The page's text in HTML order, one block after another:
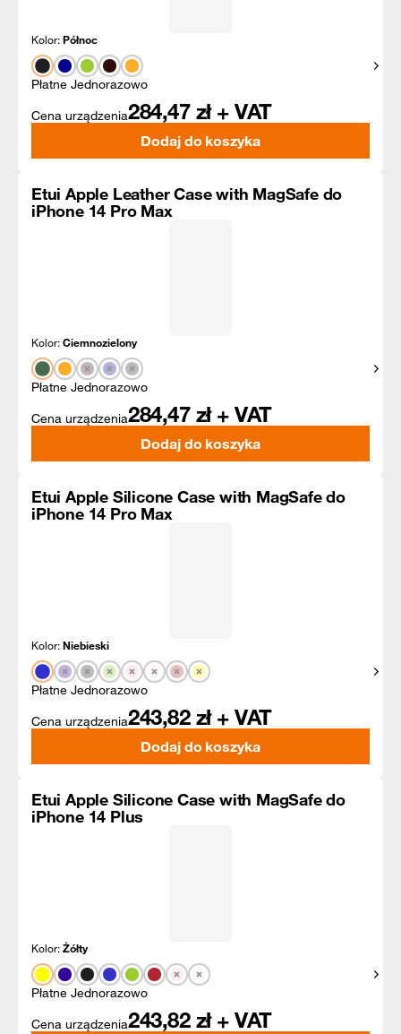
Kolor:Północ
Płatne Jednorazowo
Cena urządzenia284,47 zł + VAT
Dodaj do koszyka
Etui Apple Leather Case with MagSafe do
iPhone 14 Pro Max
Kolor:Ciemnozielony
Płatne Jednorazowo
Cena urządzenia284,47 zł + VAT
Dodaj do koszyka
Etui Apple Silicone Case with MagSafe do
iPhone 14 Pro Max
Kolor:Niebieski
Płatne Jednorazowo
Cena urządzenia243,82 zł + VAT
Dodaj do koszyka
Etui Apple Silicone Case with MagSafe do
iPhone 14 Plus
Kolor:Żółty
Płatne Jednorazowo
Cena urządzenia243,82 zł + VAT